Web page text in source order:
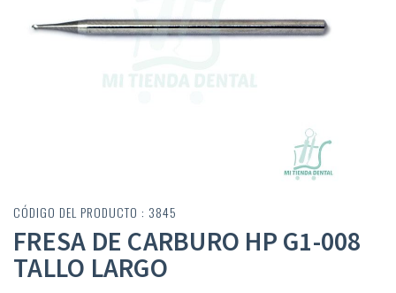
CÓDIGO DEL PRODUCTO : 3845
FRESA DE CARBURO HP G1-008
TALLO LARGO